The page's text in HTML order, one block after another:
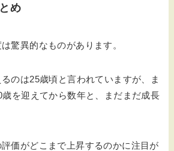
め
驚異的なものがあります。
のは25歳頃と言われていますが、ま
を迎えてから数年と、まだまだ成長
価がどこまで上昇するのかに注目が